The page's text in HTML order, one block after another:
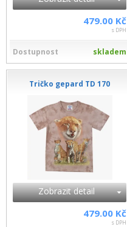
479.00 Kč
s DPH
Dostupnost skladem
Tričko gepard TD 170
Zobrazit detail
479.00 Kč
s DPH